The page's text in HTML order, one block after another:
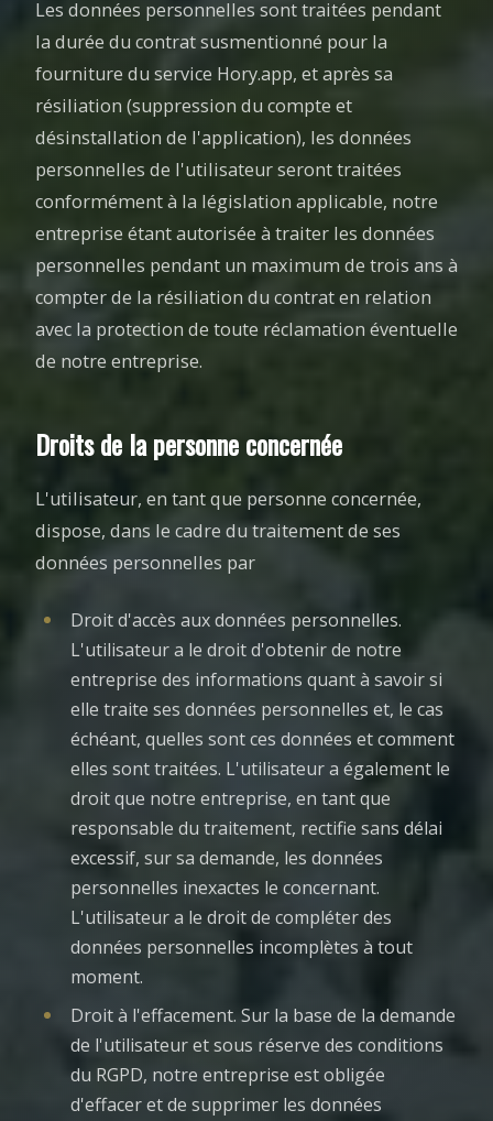
Les données personnelles sont traitées pendant
la durée du contrat susmentionné pour la
fourniture du service Hory.app, et après sa
résiliation (suppression du compte et
désinstallation de l'application), les données
personnelles de l'utilisateur seront traitées
conformément à la législation applicable, notre
entreprise étant autorisée à traiter les données
personnelles pendant un maximum de trois ans à
compter de la résiliation du contrat en relation
avec la protection de toute réclamation éventuelle
de notre entreprise.
Droits de la personne concernée
L'utilisateur, en tant que personne concernée,
dispose, dans le cadre du traitement de ses
données personnelles par
Droit d'accès aux données personnelles.
L'utilisateur a le droit d'obtenir de notre
entreprise des informations quant à savoir si
elle traite ses données personnelles et, le cas
échéant, quelles sont ces données et comment
elles sont traitées. L'utilisateur a également le
droit que notre entreprise, en tant que
responsable du traitement, rectifie sans délai
excessif, sur sa demande, les données
personnelles inexactes le concernant.
L'utilisateur a le droit de compléter des
données personnelles incomplètes à tout
moment.
Droit à l'effacement. Sur la base de la demande
de l'utilisateur et sous réserve des conditions
du RGPD, notre entreprise est obligée
d'effacer et de supprimer les données